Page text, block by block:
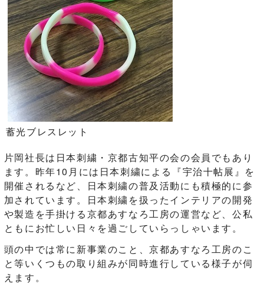
蓄光ブレスレット
片岡社長は日本刺繍・京都古知平の会の会員でもあり
ます。昨年10月には日本刺繍による『宇治十帖展』を
開催されるなど、日本刺繍の普及活動にも積極的に参
加されています。日本刺繍を扱ったインテリアの開発
や製造を手掛ける京都あすなろ工房の運営など、公私
ともにお忙しい日々を過ごしていらっしゃいます。
頭の中では常に新事業のこと、京都あすなろ工房のこ
と等いくつもの取り組みが同時進行している様子が伺
えます。